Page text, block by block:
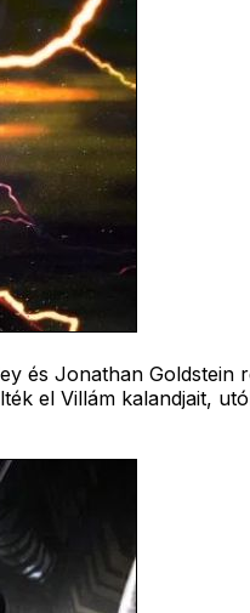
és Jonathan Goldstein
el Villám kalandjait,